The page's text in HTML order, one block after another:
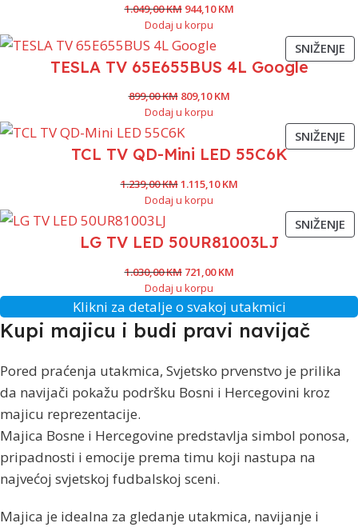
1.049,00KM 944,10KM
Dodaj u korpu
SNIŽENJE
TESLA TV 65E655BUS 4L Google
899,00KM 809,10KM
Dodaj u korpu
SNIŽENJE
TCL TV QD-Mini LED 55C6K
1.239,00KM1.115,10KM
Dodaj u korpu
SNIŽENJE
LG TV LED 50UR81003LJ
1.030,00KM 721,00KM
Dodaj u korpu
Klikni za detalje o svakoj utakmici
Kupi majicu i budi pravi navijač
Pored praćenja utakmica, Svjetsko prvenstvo je prilika
da navijači pokažu podršku Bosni i Hercegovini kroz
majicu reprezentacije.
Majica Bosne i Hercegovine predstavlja simbol ponosa,
pripadnosti i emocije prema timu koji nastupa na
najvećoj svjetskoj fudbalskoj sceni.
Majica je idealna za gledanje utakmica, navijanje i